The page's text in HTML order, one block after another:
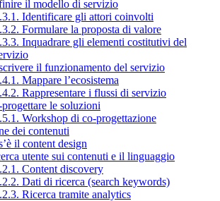
il modello di servizio
Identificare gli attori coinvolti
Formulare la proposta di valore
Inquadrare gli elementi costitutivi del
il funzionamento del servizio
Mappare l’ecosistema
Rappresentare i flussi di servizio
le soluzioni
Workshop di co-progettazione
dei contenuti
il content design
utente sui contenuti e il linguaggio
Content discovery
Dati di ricerca (search keywords)
Ricerca tramite analytics